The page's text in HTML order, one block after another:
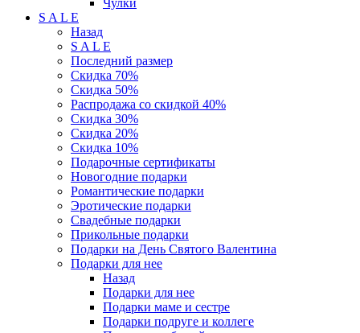
Чулки
S A L E
Назад
S A L E
Последний размер
Скидка 70%
Скидка 50%
Распродажа со скидкой 40%
Скидка 30%
Скидка 20%
Скидка 10%
Подарочные сертификаты
Новогодние подарки
Романтические подарки
Эротические подарки
Свадебные подарки
Прикольные подарки
Подарки на День Святого Валентина
Подарки для нее
Назад
Подарки для нее
Подарки маме и сестре
Подарки подруге и коллеге